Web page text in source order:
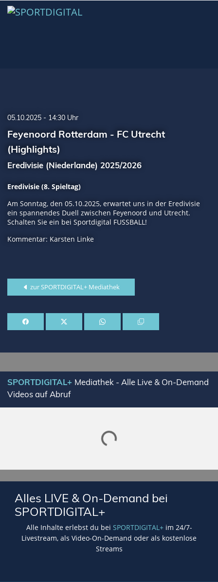
05.10.2025 - 14:30 Uhr
Feyenoord Rotterdam - FC Utrecht
(Highlights)
Eredivisie (Niederlande) 2025/2026
Eredivisie (8. Spieltag)
Am Sonntag, den 05.10.2025, erwartet uns in der Eredivisie
ein spannendes Duell zwischen Feyenoord und Utrecht.
Schalten Sie ein bei Sportdigital FUSSBALL!
Kommentar: Karsten Linke
zur SPORTDIGITAL+ Mediathek
SPORTDIGITAL+ Mediathek - Alle Live & On-Demand
Videos auf Abruf
Lade SPORTDIGITAL+ Mediathek
Alles LIVE & On-Demand bei
SPORTDIGITAL+
Alle Inhalte erlebst du bei SPORTDIGITAL+im 24/7-
Livestream, als Video-On-Demand oder als kostenlose
Streams